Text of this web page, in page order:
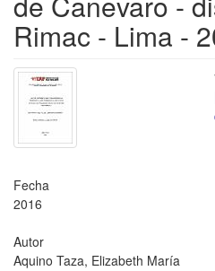
Rimac - Lima -
Fecha
2016
Autor
Aquino Taza, Elizabeth María